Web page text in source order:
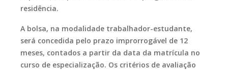
residência.
A bolsa, na modalidade trabalhador-estudante,
será concedida pelo prazo improrrogável de 12
meses, contados a partir da data da matrícula no
curso de especialização. Os critérios de avaliação